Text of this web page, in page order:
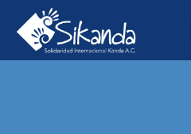
Inicio